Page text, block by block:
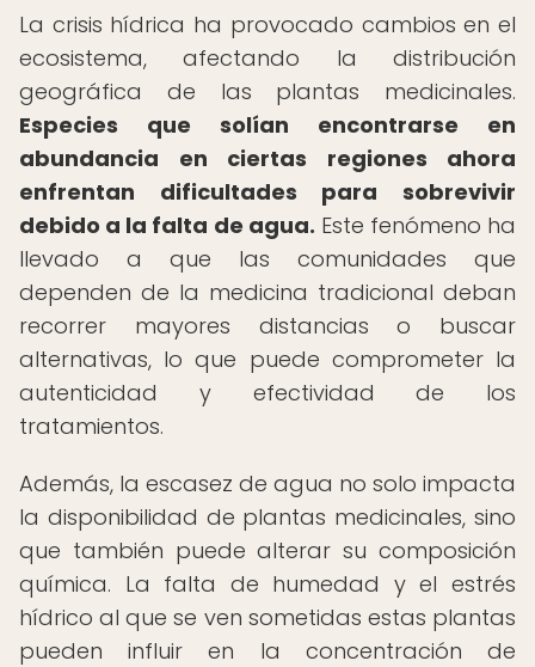
La crisis hídrica ha provocado cambios en el
ecosistema, afectando la distribución
geográfica de las plantas medicinales.
Especies que solían encontrarse en
abundancia en ciertas regiones ahora
enfrentan dificultades para sobrevivir
debido a la falta de agua. Este fenómeno ha
llevado a que las comunidades que
dependen de la medicina tradicional deban
recorrer mayores distancias o buscar
alternativas, lo que puede comprometer la
autenticidad y efectividad de los
tratamientos.
Además, la escasez de agua no solo impacta
la disponibilidad de plantas medicinales, sino
que también puede alterar su composición
química. La falta de humedad y el estrés
hídrico al que se ven sometidas estas plantas
pueden influir en la concentración de